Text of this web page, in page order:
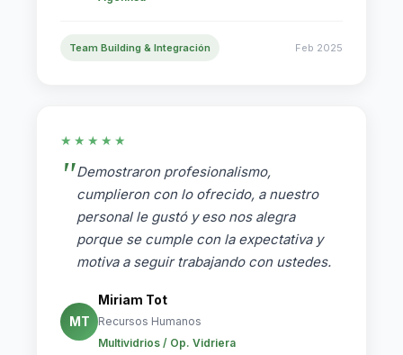
Team Building & Integración Feb 2025
★★★★★
Demostraron profesionalismo,
cumplieron con lo ofrecido, a nuestro
personal le gustó y eso nos alegra
porque se cumple con la expectativa y
motiva a seguir trabajando con ustedes.
MT
Miriam Tot
Recursos Humanos
Multividrios / Op. Vidriera